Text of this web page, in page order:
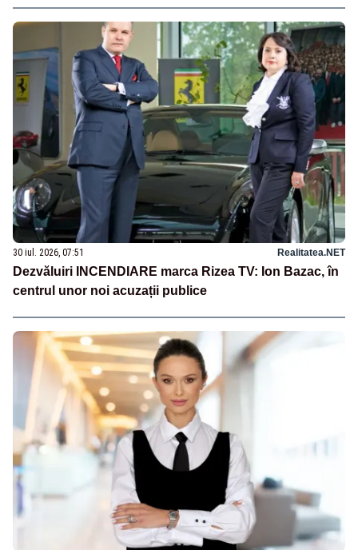
30 iul. 2026, 07:51 Realitatea.NET
Dezvăluiri INCENDIARE marca Rizea TV: Ion Bazac, în
centrul unor noi acuzații publice